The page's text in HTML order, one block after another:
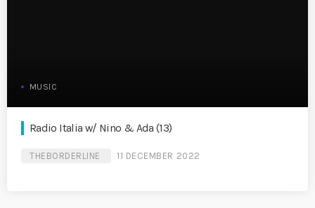
MUSIC
Radio Italia w/ Nino & Ada (13)
THEBORDERLINE 11 DECEMBER 2022